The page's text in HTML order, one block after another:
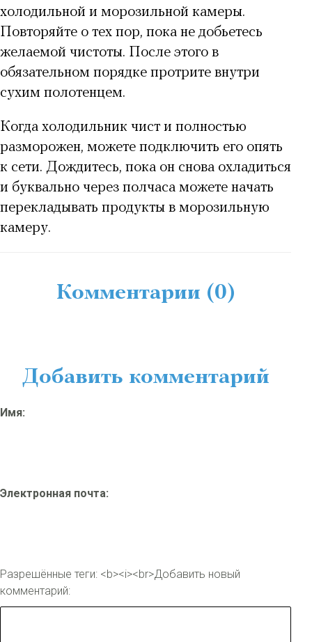
холодильной и морозильной камеры.
Повторяйте о тех пор, пока не добьетесь
желаемой чистоты. После этого в
обязательном порядке протрите внутри
сухим полотенцем.
Когда холодильник чист и полностью
разморожен, можете подключить его опять
к сети. Дождитесь, пока он снова охладиться
и буквально через полчаса можете начать
перекладывать продукты в морозильную
камеру.
Комментарии (0)
Добавить комментарий
Имя:
Электронная почта:
Разрешённые теги: <b><i><br>Добавить новый
комментарий: